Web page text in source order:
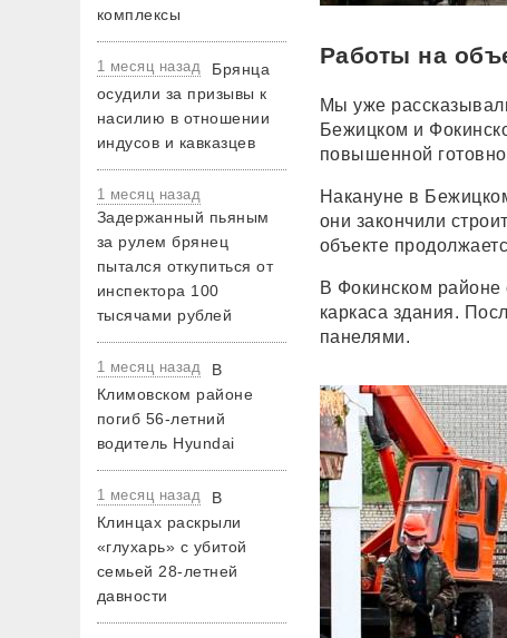
комплексы
1 месяц назад
Брянца
осудили за призывы к
насилию в отношении
индусов и кавказцев
1 месяц назад
Задержанный пьяным
за рулем брянец
пытался откупиться от
инспектора 100
тысячами рублей
1 месяц назад
В
Климовском районе
погиб 56-летний
водитель Hyundai
1 месяц назад
В
Клинцах раскрыли
«глухарь» с убитой
семьей 28-летней
давности
Работы на
Мы уже
Бежицком и
повышенной
Накануне в
они закончили
объекте
В Фокинском
каркаса здания.
панелями.